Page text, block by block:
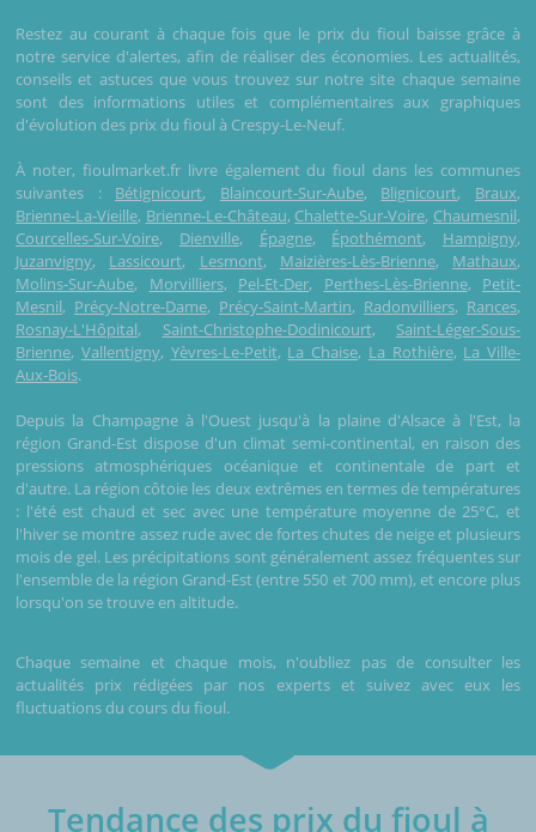
Restez au courant à chaque fois que le prix du fioul baisse grâce à
notre service d'alertes, afin de réaliser des économies. Les actualités,
conseils et astuces que vous trouvez sur notre site chaque semaine
sont des informations utiles et complémentaires aux graphiques
d'évolution des prix du fioul à Crespy-Le-Neuf.
À noter, fioulmarket.fr livre également du fioul dans les communes
suivantes : Bétignicourt, Blaincourt-Sur-Aube, Blignicourt, Braux,
Brienne-La-Vieille, Brienne-Le-Château, Chalette-Sur-Voire, Chaumesnil,
Courcelles-Sur-Voire, Dienville, Épagne, Épothémont, Hampigny,
Juzanvigny, Lassicourt, Lesmont, Maizières-Lès-Brienne, Mathaux,
Molins-Sur-Aube, Morvilliers, Pel-Et-Der, Perthes-Lès-Brienne, Petit-
Mesnil, Précy-Notre-Dame, Précy-Saint-Martin, Radonvilliers, Rances,
Rosnay-L'Hôpital, Saint-Christophe-Dodinicourt, Saint-Léger-Sous-
Brienne, Vallentigny, Yèvres-Le-Petit, La Chaise, La Rothière, La Ville-
Aux-Bois.
Depuis la Champagne à l'Ouest jusqu'à la plaine d'Alsace à l'Est, la
région Grand-Est dispose d'un climat semi-continental, en raison des
pressions atmosphériques océanique et continentale de part et
d'autre. La région côtoie les deux extrêmes en termes de températures
: l'été est chaud et sec avec une température moyenne de 25°C, et
l'hiver se montre assez rude avec de fortes chutes de neige et plusieurs
mois de gel. Les précipitations sont généralement assez fréquentes sur
l'ensemble de la région Grand-Est (entre 550 et 700 mm), et encore plus
lorsqu'on se trouve en altitude.
Chaque semaine et chaque mois, n'oubliez pas de consulter les
actualités prix rédigées par nos experts et suivez avec eux les
fluctuations du cours du fioul.
Tendance des prix du fioul à